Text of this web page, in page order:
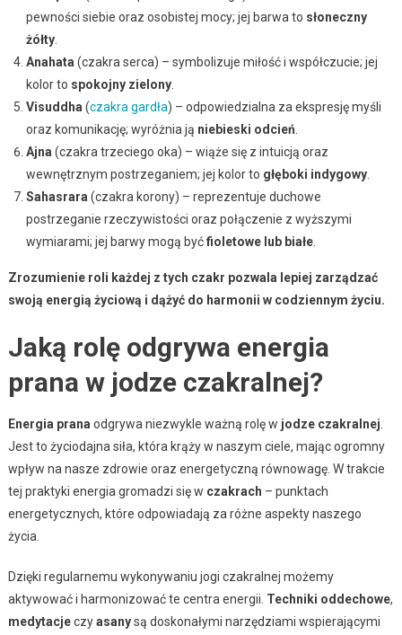
pewności siebie oraz osobistej mocy; jej barwa to słoneczny
żółty.
Anahata (czakra serca) – symbolizuje miłość i współczucie; jej
kolor to spokojny zielony.
Visuddha (czakra gardła) – odpowiedzialna za ekspresję myśli
oraz komunikację; wyróżnia ją niebieski odcień
Ajna (czakra trzeciego oka) – wiąże się z intuicją oraz
wewnętrznym postrzeganiem; jej kolor to głęboki indygowy.
Sahasrara (czakra korony) – reprezentuje duchowe
postrzeganie rzeczywistości oraz połączenie z wyższymi
wymiarami; jej barwy mogą byćfioletowe lub białe.
Zrozumienie roli każdej z tych czakr pozwala lepiej zarządzać
swoją energią życiową i dążyć do harmonii w codziennym życiu.
Jaką rolę odgrywa energia
prana w jodze czakralnej?
Energia prana odgrywa niezwykle ważną rolę w jodze czakralnej
Jest to życiodajna siła, która krąży w naszym ciele, mając ogromny
wpływ na nasze zdrowie oraz energetyczną równowagę. W trakcie
tej praktyki energia gromadzi się w czakrach – punktach
energetycznych, które odpowiadają za różne aspekty naszego
życia.
Dzięki regularnemu wykonywaniu jogi czakralnej możemy
aktywować i harmonizować te centra energii. Techniki oddechowe,
medytacjeczyasanysą doskonałymi narzędziami wspierającymi